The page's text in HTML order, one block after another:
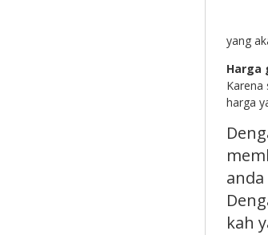
yang
Harga
Karena
harga
kah